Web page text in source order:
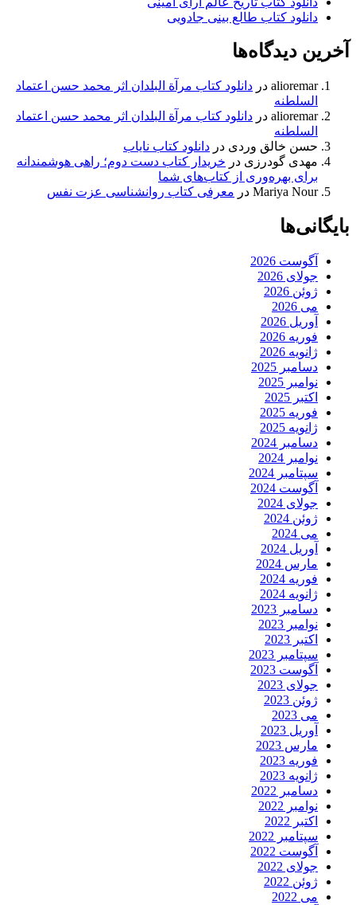
دانلود کتاب طالع بینی جادویی
آخرین دیدگاه‌ها
alioremar در دانلود کتاب مرآة البلدان اثر محمد حسن اعتماد
السلطنه
alioremar در دانلود کتاب مرآة البلدان اثر محمد حسن اعتماد
السلطنه
حسن خالق وردی در دانلود کتاب نایاب
مهدی گودرزی در خریدار کتاب دست دوم؛ راهی هوشمندانه
برای بهره‌وری از کتاب‌های شما
Mariya Nour در معرفی کتاب روانشناسی عزت نفس
بایگانی‌ها
آگوست 2026
جولای 2026
ژوئن 2026
می 2026
آوریل 2026
فوریه 2026
ژانویه 2026
دسامبر 2025
نوامبر 2025
اکتبر 2025
فوریه 2025
ژانویه 2025
دسامبر 2024
نوامبر 2024
سپتامبر 2024
آگوست 2024
جولای 2024
ژوئن 2024
می 2024
آوریل 2024
مارس 2024
فوریه 2024
ژانویه 2024
دسامبر 2023
نوامبر 2023
اکتبر 2023
سپتامبر 2023
آگوست 2023
جولای 2023
ژوئن 2023
می 2023
آوریل 2023
مارس 2023
فوریه 2023
ژانویه 2023
دسامبر 2022
نوامبر 2022
اکتبر 2022
سپتامبر 2022
آگوست 2022
جولای 2022
ژوئن 2022
می 2022